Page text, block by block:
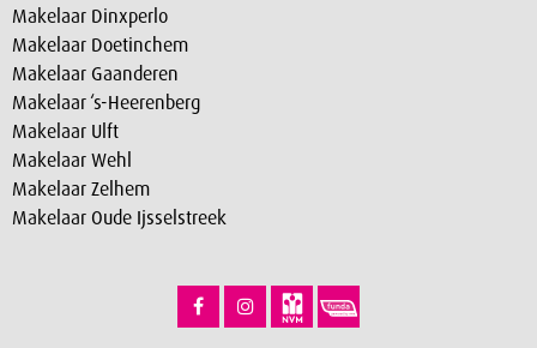
Makelaar Dinxperlo
Makelaar Doetinchem
Makelaar Gaanderen
Makelaar ‘s-Heerenberg
Makelaar Ulft
Makelaar Wehl
Makelaar Zelhem
Makelaar Oude Ijsselstreek